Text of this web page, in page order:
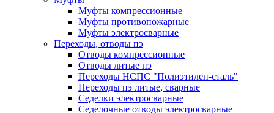
Муфты компрессионные
Муфты противопожарные
Муфты электросварные
Переходы, отводы пэ
Отводы компрессионные
Отводы литые пэ
Переходы НСПС "Полиэтилен-сталь"
Переходы пэ литые, сварные
Седелки электросварные
Седелочные отводы электросварные